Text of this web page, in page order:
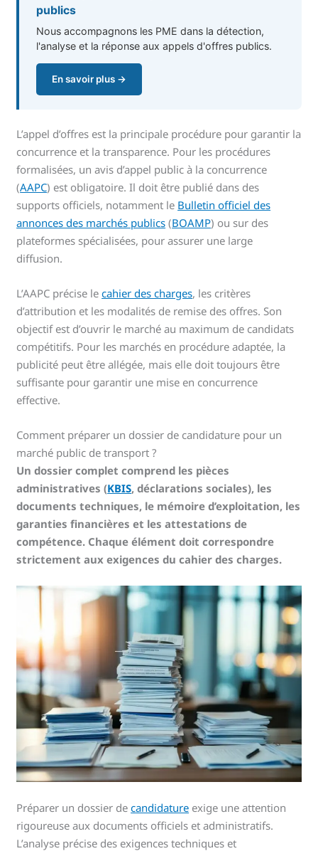
publics
Nous accompagnons les PME dans la détection,
l'analyse et la réponse aux appels d'offres publics.
En savoir plus →
L’appel d’offres est la principale procédure pour garantir la
concurrence et la transparence. Pour les procédures
formalisées, un avis d’appel public à la concurrence
(AAPC) est obligatoire. Il doit être publié dans des
supports officiels, notamment le Bulletin officiel des
annonces des marchés publics (BOAMP) ou sur des
plateformes spécialisées, pour assurer une large
diffusion.
L’AAPC précise lecahier des charges, les critères
d’attribution et les modalités de remise des offres. Son
objectif est d’ouvrir le marché au maximum de candidats
compétitifs. Pour les marchés en procédure adaptée, la
publicité peut être allégée, mais elle doit toujours être
suffisante pour garantir une mise en concurrence
effective.
Comment préparer un dossier de candidature pour un
marché public de transport ?
Un dossier complet comprend les pièces
administratives (KBIS, déclarations sociales), les
documents techniques, le mémoire d’exploitation, les
garanties financières et les attestations de
compétence. Chaque élément doit correspondre
strictement aux exigences du cahier des charges.
Préparer un dossier decandidature exige une attention
rigoureuse aux documents officiels et administratifs.
L’analyse précise des exigences techniques et